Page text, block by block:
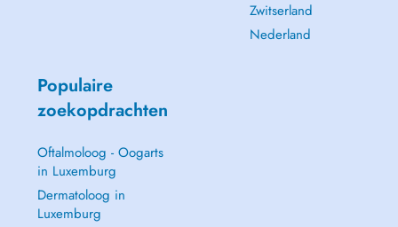
Zwitserland
Nederland
Populaire
zoekopdrachten
Oftalmoloog - Oogarts
in Luxemburg
Dermatoloog in
Luxemburg